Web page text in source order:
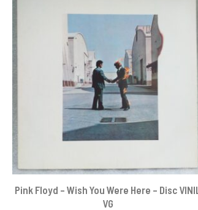
Pink Floyd ‎– Wish You Were Here – Disc VINIL
VG